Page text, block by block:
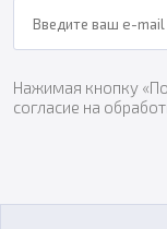
Нажимая кнопку
согласие на